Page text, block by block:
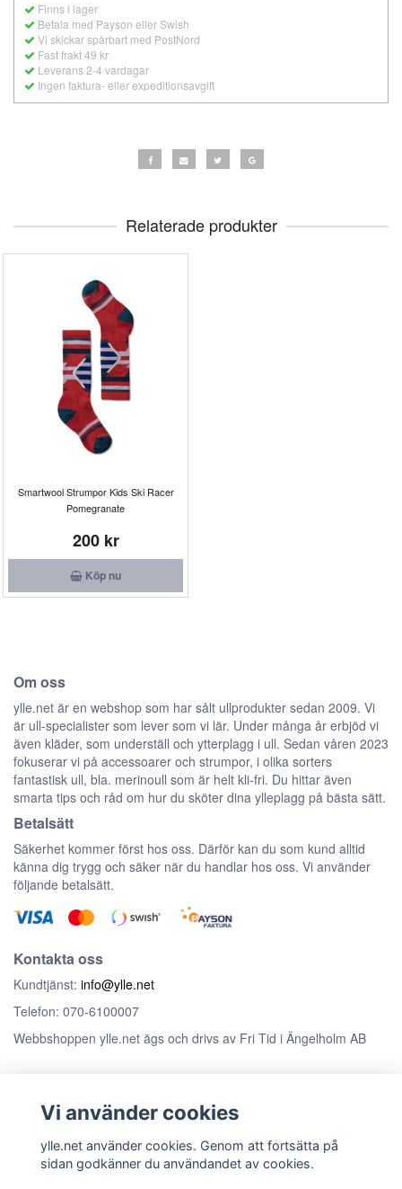
Finns i lager
Betala med Payson eller Swish
Vi skickar spårbart med PostNord
Fast frakt 49 kr
Leverans 2-4 vardagar
Ingen faktura- eller expeditionsavgift
Relaterade produkter
Smartwool Strumpor Kids Ski Racer
Pomegranate
200 kr
Köp nu
Om oss
ylle.net är en webshop som har sålt ullprodukter sedan 2009. Vi
är ull-specialister som lever som vi lär. Under många år erbjöd vi
även kläder, som underställ och ytterplagg i ull. Sedan våren 2023
fokuserar vi på accessoarer och strumpor, i olika sorters
fantastisk ull, bla. merinoull som är helt kli-fri. Du hittar även
smarta tips och råd om hur du sköter dina ylleplagg på bästa sätt.
Betalsätt
Säkerhet kommer först hos oss. Därför kan du som kund alltid
känna dig trygg och säker när du handlar hos oss. Vi använder
följande betalsätt.
Kontakta oss
Kundtjänst: info@ylle.net
Telefon: 070-6100007
Webbshoppen ylle.net ägs och drivs av Fri Tid i Ängelholm AB
Anmäl dig till vårt nyhetsbrev
Prenumerera
Vi använder cookies
ylle.net använder cookies. Genom att fortsätta på
sidan godkänner du användandet av cookies.